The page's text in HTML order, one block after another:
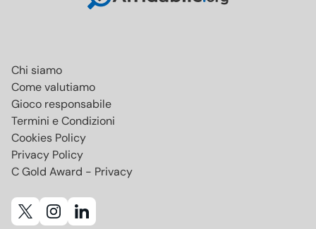
Chi siamo
Come valutiamo
Gioco responsabile
Termini e Condizioni
Cookies Policy
Privacy Policy
C Gold Award - Privacy